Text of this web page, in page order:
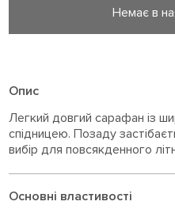
Немає в
Опис
Легкий довгий сарафан із
спідницею. Позаду
вибір для повсякденного
Основні властивості